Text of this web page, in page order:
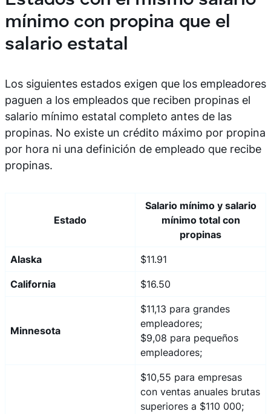
mínimo con propina que el
salario estatal
Los siguientes estados exigen que los empleadores
paguen a los empleados que reciben propinas el
salario mínimo estatal completo antes de las
propinas. No existe un crédito máximo por propina
por hora ni una definición de empleado que recibe
propinas.
Estado
Salario mínimo y salario
mínimo total con
propinas
Alaska $11.91
California $16.50
Minnesota
$11,13 para grandes
empleadores;
$9,08 para pequeños
empleadores;
$10,55 para empresas
con ventas anuales brutas
superiores a $110 000;